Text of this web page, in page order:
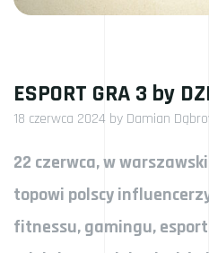
ESPORT GRA 3 by
18 czerwca 2024 by Damian
22 czerwca, w
topowi polscy
fitnessu, gamingu,